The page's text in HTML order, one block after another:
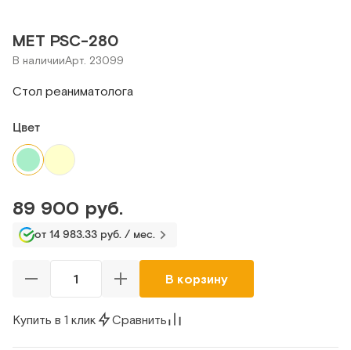
МЕТ PSC-280
В наличииАрт. 23099
Стол реаниматолога
Цвет
89 900 руб.
от 14 983.33 руб. / мес.
В корзину
Купить в 1 клик Сравнить